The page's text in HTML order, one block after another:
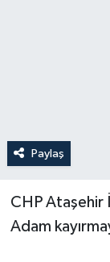
Paylaş
CHP Ataşehir
Adam